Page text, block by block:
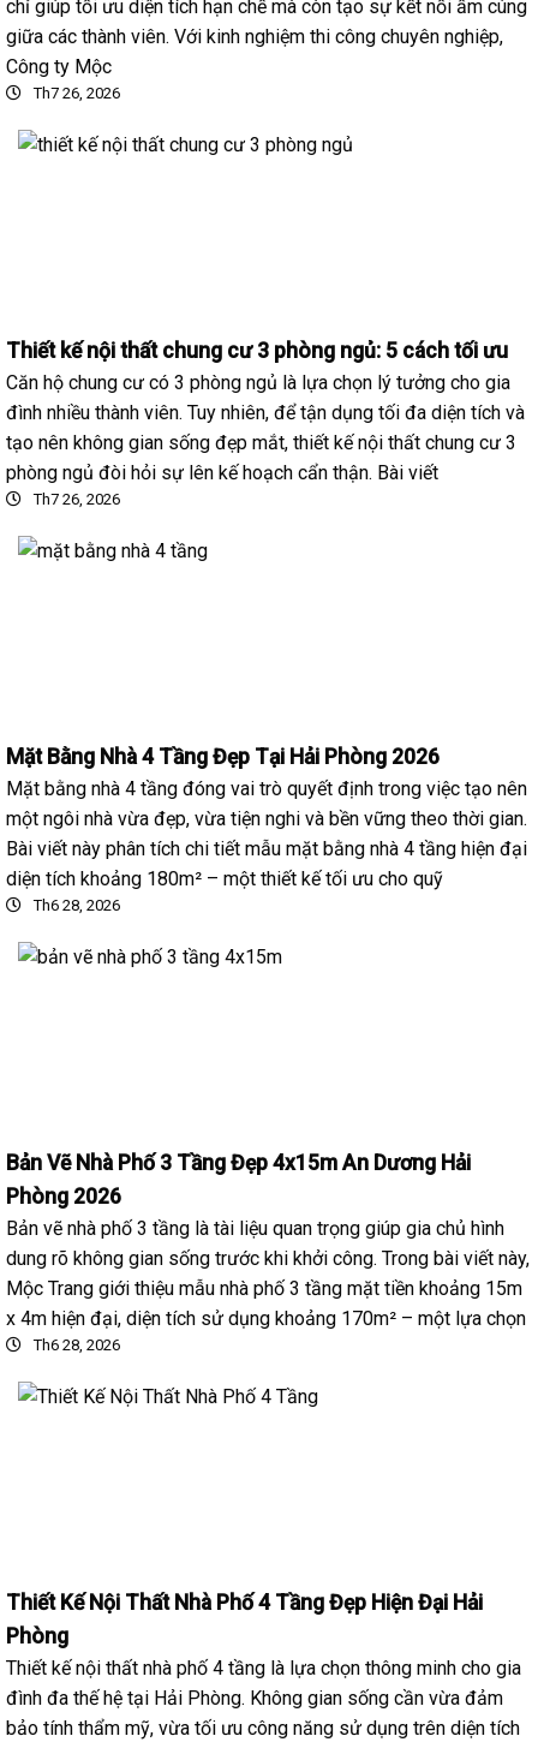
chỉ giúp tối ưu diện tích hạn chế mà còn tạo sự kết nối ấm cúng
giữa các thành viên. Với kinh nghiệm thi công chuyên nghiệp,
Công ty Mộc
Th7 26, 2026
Thiết kế nội thất chung cư 3 phòng ngủ: 5 cách tối ưu
Căn hộ chung cư có 3 phòng ngủ là lựa chọn lý tưởng cho gia
đình nhiều thành viên. Tuy nhiên, để tận dụng tối đa diện tích và
tạo nên không gian sống đẹp mắt, thiết kế nội thất chung cư 3
phòng ngủ đòi hỏi sự lên kế hoạch cẩn thận. Bài viết
Th7 26, 2026
Mặt Bằng Nhà 4 Tầng Đẹp Tại Hải Phòng 2026
Mặt bằng nhà 4 tầng đóng vai trò quyết định trong việc tạo nên
một ngôi nhà vừa đẹp, vừa tiện nghi và bền vững theo thời gian.
Bài viết này phân tích chi tiết mẫu mặt bằng nhà 4 tầng hiện đại
diện tích khoảng 180m² – một thiết kế tối ưu cho quỹ
Th6 28, 2026
Bản Vẽ Nhà Phố 3 Tầng Đẹp 4x15m An Dương Hải
Phòng 2026
Bản vẽ nhà phố 3 tầng là tài liệu quan trọng giúp gia chủ hình
dung rõ không gian sống trước khi khởi công. Trong bài viết này,
Mộc Trang giới thiệu mẫu nhà phố 3 tầng mặt tiền khoảng 15m
x 4m hiện đại, diện tích sử dụng khoảng 170m² – một lựa chọn
Th6 28, 2026
Thiết Kế Nội Thất Nhà Phố 4 Tầng Đẹp Hiện Đại Hải
Phòng
Thiết kế nội thất nhà phố 4 tầng là lựa chọn thông minh cho gia
đình đa thế hệ tại Hải Phòng. Không gian sống cần vừa đảm
bảo tính thẩm mỹ, vừa tối ưu công năng sử dụng trên diện tích